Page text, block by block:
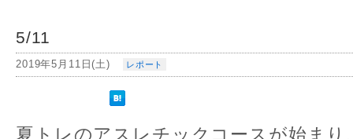
5/11
2019年5月11日(土) レポート
夏トレのアスレチックコースが始まり